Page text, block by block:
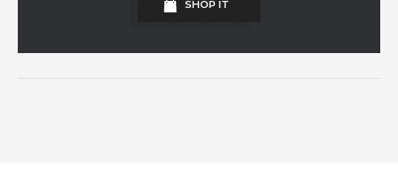
SHOP IT